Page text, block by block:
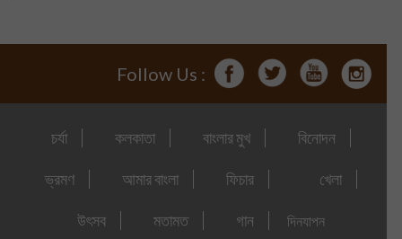
Follow Us :
চর্যা কলকাতা বাংলার মুখ বিনোদন
ভ্রমণ আমার বাংলা ফিচার খেলা
উৎসব মতামত গান দিনযাপন